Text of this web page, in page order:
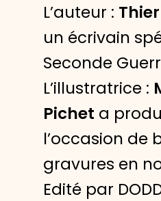
L’auteur :
un écrivain
Seconde
L’illustratrice :
Pichet a
l’occasion de
gravures en
Edité par